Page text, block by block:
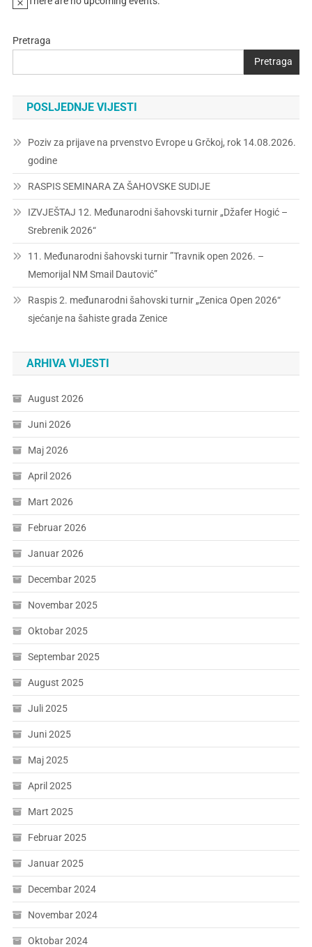
Pretraga
Pretraga
POSLJEDNJE VIJESTI
Poziv za prijave na prvenstvo Evrope u Grčkoj, rok 14.08.2026.
godine
RASPIS SEMINARA ZA ŠAHOVSKE SUDIJE
IZVJEŠTAJ 12. Međunarodni šahovski turnir „Džafer Hogić –
Srebrenik 2026“
11. Međunarodni šahovski turnir ”Travnik open 2026. –
Memorijal NM Smail Dautović”
Raspis 2. međunarodni šahovski turnir „Zenica Open 2026“
sjećanje na šahiste grada Zenice
ARHIVA VIJESTI
August 2026
Juni 2026
Maj 2026
April 2026
Mart 2026
Februar 2026
Januar 2026
Decembar 2025
Novembar 2025
Oktobar 2025
Septembar 2025
August 2025
Juli 2025
Juni 2025
Maj 2025
April 2025
Mart 2025
Februar 2025
Januar 2025
Decembar 2024
Novembar 2024
Oktobar 2024